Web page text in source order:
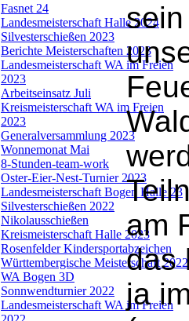
Fasnet 24
Landesmeisterschaft Halle 2024
Silvesterschießen 2023
Berichte Meisterschaften 2023
Landesmeisterschaft WA im Freien
2023
Arbeitseinsatz Juli
Kreismeisterschaft WA im Freien
2023
Generalversammlung 2023
Wonnemonat Mai
8-Stunden-team-work
Oster-Eier-Nest-Turnier 2023
Landesmeisterschaft Bogen Halle 23
Silvesterschießen 2022
Nikolausschießen
Kreismeisterschaft Halle 2023
Rosenfelder Kindersportabzeichen
Württembergische Meisterschaft 2022
WA Bogen 3D
Sonnwendturnier 2022
Landesmeisterschaft WA im Freien
am
das
ja